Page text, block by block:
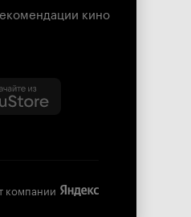
кино
компании